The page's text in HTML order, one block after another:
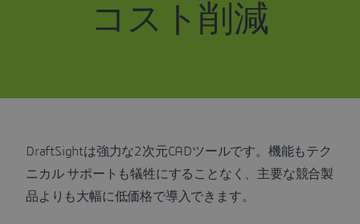
コスト削減
DraftSightは強力な2次元CADツールです。機能もテク
ニカル サポートも犠牲にすることなく、主要な競合製
品よりも大幅に低価格で導入できます。